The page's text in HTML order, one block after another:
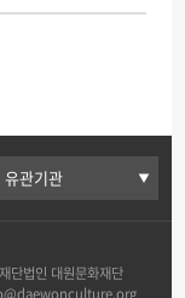
단법인 대원문화재단